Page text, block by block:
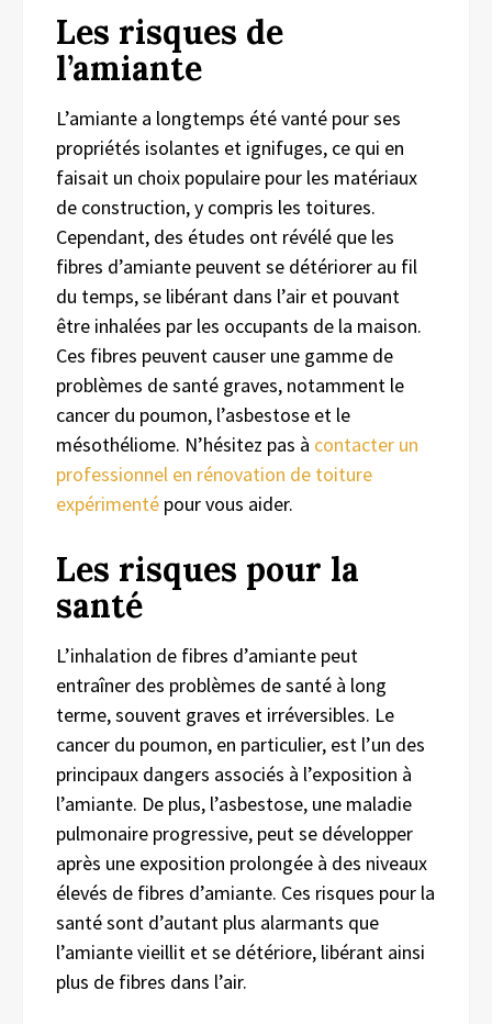
Les risques de
l’amiante
L’amiante a longtemps été vanté pour ses
propriétés isolantes et ignifuges, ce qui en
faisait un choix populaire pour les matériaux
de construction, y compris les toitures.
Cependant, des études ont révélé que les
fibres d’amiante peuvent se détériorer au fil
du temps, se libérant dans l’air et pouvant
être inhalées par les occupants de la maison.
Ces fibres peuvent causer une gamme de
problèmes de santé graves, notamment le
cancer du poumon, l’asbestose et le
mésothéliome. N’hésitez pas à contacter un
professionnel en rénovation de toiture
expérimenté pour vous aider.
Les risques pour la
santé
L’inhalation de fibres d’amiante peut
entraîner des problèmes de santé à long
terme, souvent graves et irréversibles. Le
cancer du poumon, en particulier, est l’un des
principaux dangers associés à l’exposition à
l’amiante. De plus, l’asbestose, une maladie
pulmonaire progressive, peut se développer
après une exposition prolongée à des niveaux
élevés de fibres d’amiante. Ces risques pour la
santé sont d’autant plus alarmants que
l’amiante vieillit et se détériore, libérant ainsi
plus de fibres dans l’air.